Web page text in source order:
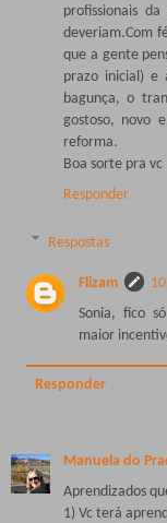
profissionais
deveriam.Com
que a gente
prazo inicial) e
bagunça, o
gostoso, novo
reforma.
Boa sorte pra vc
Responder
Respostas
Flizam
Sonia, fico
maior
Responder
Manuela do
Aprendizados
1) Vc terá